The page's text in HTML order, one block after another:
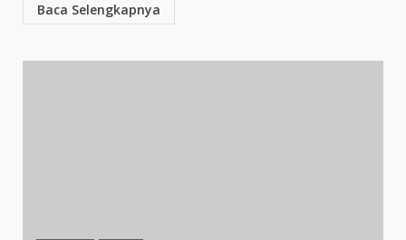
Baca Selengkapnya